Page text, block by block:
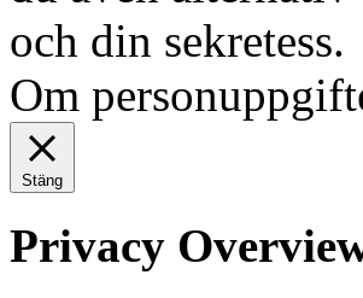
och din sekretess.
Om
Stäng
Privacy